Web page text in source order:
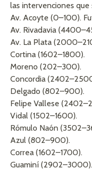
las intervenciones
Av. Acoyte (0–100).
Av. Rivadavia
Av. La Plata
Cortina (1602–1800).
Moreno (202–300).
Concordia
Delgado (802–900).
Felipe Vallese
Vidal (1502–1600).
Rómulo Naón
Azul (802–900).
Correa (1602–1700).
Guaminí (2902–3000).